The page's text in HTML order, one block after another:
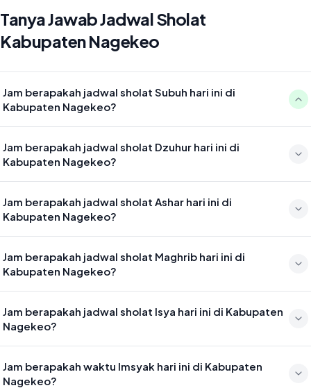
Tanya Jawab Jadwal Sholat
Kabupaten Nagekeo
Jam berapakah jadwal sholat Subuh hari ini di
Kabupaten Nagekeo?
Jam berapakah jadwal sholat Dzuhur hari ini di
Kabupaten Nagekeo?
Jam berapakah jadwal sholat Ashar hari ini di
Kabupaten Nagekeo?
Jam berapakah jadwal sholat Maghrib hari ini di
Kabupaten Nagekeo?
17:57
Jam berapakah jadwal sholat Isya hari ini di Kabupaten
Nagekeo?
Jam berapakah waktu Imsyak hari ini di Kabupaten
Nagekeo?